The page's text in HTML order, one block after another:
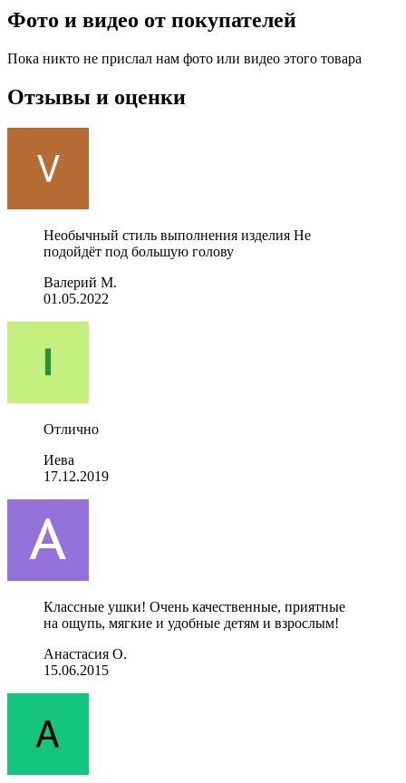
Фото и видео от покупателей
Пока никто не прислал нам фото или видео этого товара
Отзывы и оценки
Необычный стиль выполнения изделия Не
подойдёт под большую голову
Валерий М.
01.05.2022
Отлично
Иева
17.12.2019
Классные ушки! Очень качественные, приятные
на ощупь, мягкие и удобные детям и взрослым!
Анастасия О.
15.06.2015